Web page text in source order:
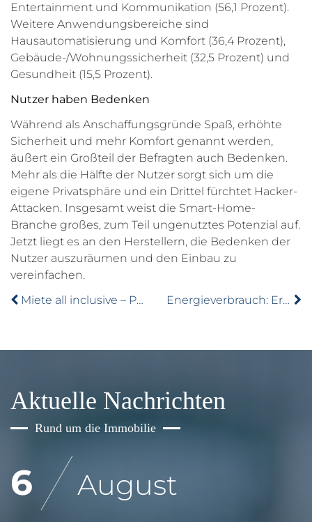
Entertainment und Kommunikation (56,1 Prozent).
Weitere Anwendungsbereiche sind
Hausautomatisierung und Komfort (36,4 Prozent),
Gebäude-/Wohnungssicherheit (32,5 Prozent) und
Gesundheit (15,5 Prozent).
Nutzer haben Bedenken
Während als Anschaffungsgründe Spaß, erhöhte
Sicherheit und mehr Komfort genannt werden,
äußert ein Großteil der Befragten auch Bedenken.
Mehr als die Hälfte der Nutzer sorgt sich um die
eigene Privatsphäre und ein Drittel fürchtet Hacker-
Attacken. Insgesamt weist die Smart-Home-
Branche großes, zum Teil ungenutztes Potenzial auf.
Jetzt liegt es an den Herstellern, die Bedenken der
Nutzer auszuräumen und den Einbau zu
vereinfachen.
Miete all inclusive – Pauschalmieten als Zukunftsmodell?
Energieverbrauch: Erneuter Anstieg
Aktuelle Nachrichten
Rund um die Immobilie
6 August